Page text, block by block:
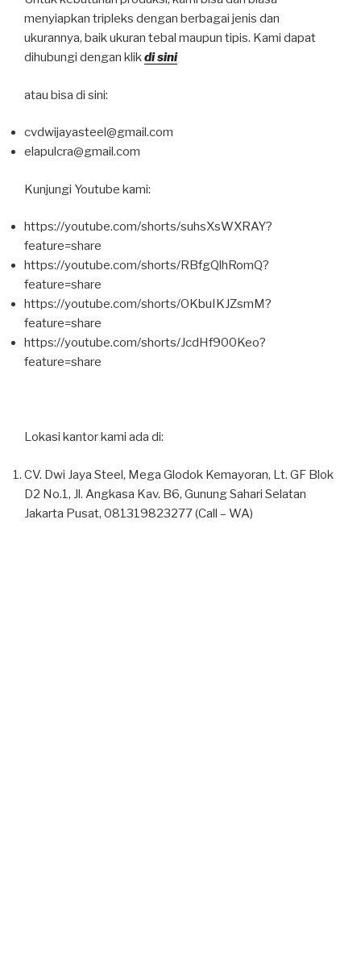
menyiapkan tripleks dengan berbagai jenis dan
ukurannya, baik ukuran tebal maupun tipis. Kami dapat
dihubungi dengan klikdi sini
atau bisa di sini:
cvdwijayasteel@gmail.com
elapulcra@gmail.com
Kunjungi Youtube kami:
https://youtube.com/shorts/suhsXsWXRAY?
feature=share
https://youtube.com/shorts/RBfgQlhRomQ?
feature=share
https://youtube.com/shorts/OKbuIKJZsmM?
feature=share
https://youtube.com/shorts/JcdHf900Keo?
feature=share
Lokasi kantor kami ada di:
CV. Dwi Jaya Steel, Mega Glodok Kemayoran, Lt. GF Blok
D2 No.1, Jl. Angkasa Kav. B6, Gunung Sahari Selatan
Jakarta Pusat, 081319823277 (Call – WA)